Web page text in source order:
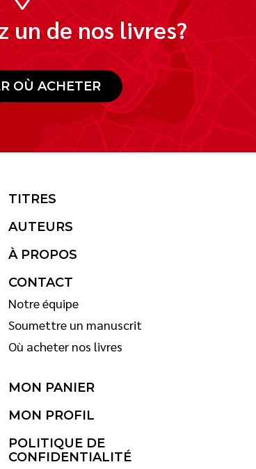
un de nos livres?
OÙ ACHETER
TITRES
AUTEURS
À PROPOS
CONTACT
Notre équipe
Soumettre un manuscrit
Où acheter nos livres
MON PANIER
MON PROFIL
POLITIQUE DE
CONFIDENTIALITÉ